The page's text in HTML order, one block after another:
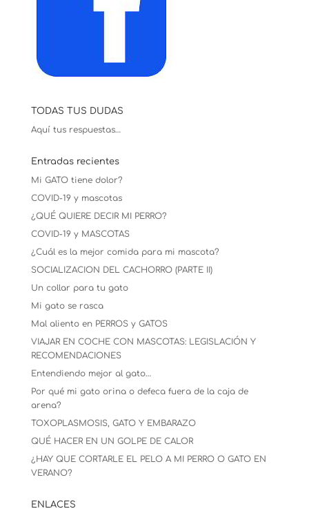
TODAS TUS DUDAS
Aquí tus respuestas…
Entradas recientes
Mi GATO tiene dolor?
COVID-19 y mascotas
¿QUÉ QUIERE DECIR MI PERRO?
COVID-19 y MASCOTAS
¿Cuál es la mejor comida para mi mascota?
SOCIALIZACION DEL CACHORRO (PARTE II)
Un collar para tu gato
Mi gato se rasca
Mal aliento en PERROS y GATOS
VIAJAR EN COCHE CON MASCOTAS: LEGISLACIÓN Y
RECOMENDACIONES
Entendiendo mejor al gato…
Por qué mi gato orina o defeca fuera de la caja de
arena?
TOXOPLASMOSIS, GATO Y EMBARAZO
QUÉ HACER EN UN GOLPE DE CALOR
¿HAY QUE CORTARLE EL PELO A MI PERRO O GATO EN
VERANO?
ENLACES